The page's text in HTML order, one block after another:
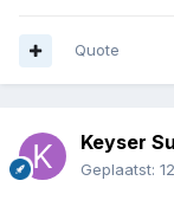
Quote
Keyser
Geplaatst: